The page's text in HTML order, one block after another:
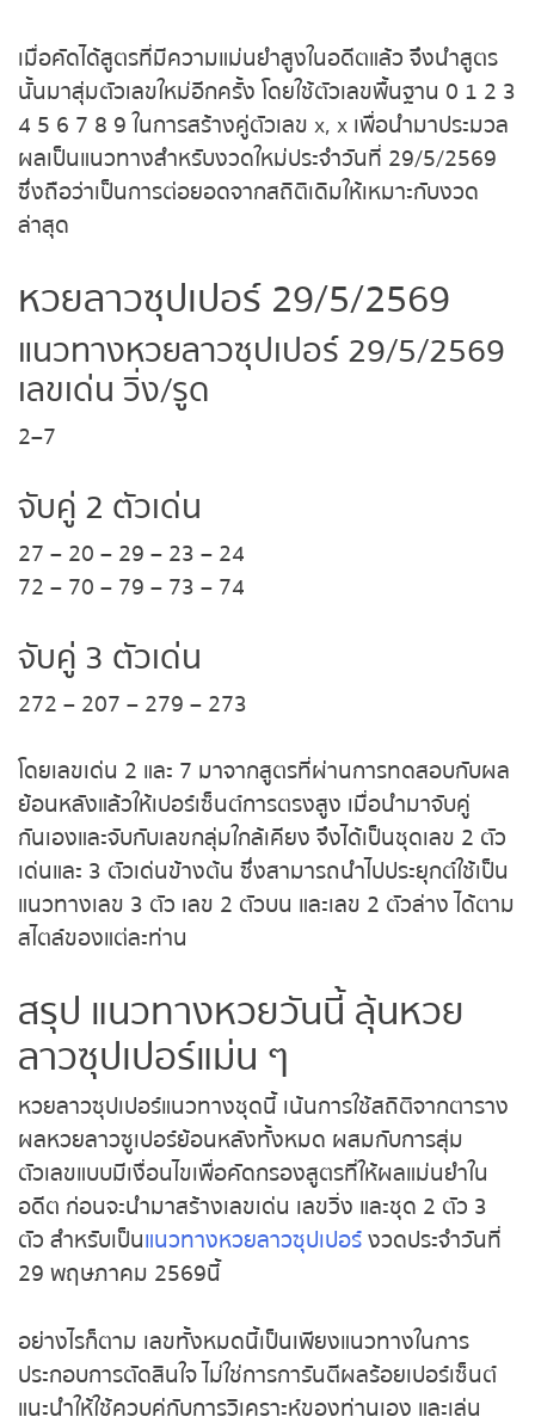
หวยหุ้นไทย เย็น
หวยหุ้นเกาหลี
หวยหุ้นนิเคอิ เช้า
หวยหุ้นนิเคอิ บ่าย
หวยหุ้นฮั่งเส็ง เช้า
หวยหุ้นฮั่งเส็ง บ่าย
หวยหุ้นจีน บ่าย
หวยหุ้นสิงคโปร์
หวยหุ้นเยอรมัน
หวยหุ้นอังกฤษ
หวยหุ้นรัสเซีย
หวยหุ้นอินเดีย
หวยหุ้นดาวโจนส์
เมื่อคัดได้สูตรที่มีความแม่นยำสูงในอดีตแล้ว จึงนำสูตร
นั้นมาสุ่มตัวเลขใหม่อีกครั้ง โดยใช้ตัวเลขพื้นฐาน 0 1 2
3 4 5 6 7 8 9 ในการสร้างคู่ตัวเลข x, x เพื่อนำมา
ประมวลผลเป็นแนวทางสำหรับงวดใหม่ประจำวันที่
29/5/2569 ซึ่งถือว่าเป็นการต่อยอดจากสถิติเดิมให้
เหมาะกับงวดล่าสุด
หวยลาวซุปเปอร์ 29/5/2569
แนวทางหวยลาวซุปเปอร์
29/5/2569 เลขเด่น วิ่ง/รูด
2–7
จับคู่ 2 ตัวเด่น
27 – 20 – 29 – 23 – 24
72 – 70 – 79 – 73 – 74
จับคู่ 3 ตัวเด่น
272 – 207 – 279 – 273
โดยเลขเด่น 2 และ 7 มาจากสูตรที่ผ่านการทดสอบกับ
ผลย้อนหลังแล้วให้เปอร์เซ็นต์การตรงสูง เมื่อนำมาจับคู่
กันเองและจับกับเลขกลุ่มใกล้เคียง จึงได้เป็นชุดเลข 2
ตัวเด่นและ 3 ตัวเด่นข้างต้น ซึ่งสามารถนำไปประยุกต์
ใช้เป็นแนวทางเลข 3 ตัว เลข 2 ตัวบน และเลข 2 ตัว
ล่าง ได้ตามสไตล์ของแต่ละท่าน
สรุป แนวทางหวยวันนี้ ลุ้นหวย
ลาวซุปเปอร์แม่น ๆ
หวยลาวซุปเปอร์แนวทางชุดนี้ เน้นการใช้สถิติจาก
ตารางผลหวยลาวซูเปอร์ย้อนหลังทั้งหมด ผสมกับการ
สุ่มตัวเลขแบบมีเงื่อนไขเพื่อคัดกรองสูตรที่ให้ผลแม่นยำ
ในอดีต ก่อนจะนำมาสร้างเลขเด่น เลขวิ่ง และชุด 2 ตัว
3 ตัว สำหรับเป็นแนวทางหวยลาวซุปเปอร์งวดประจำ
วันที่ 29 พฤษภาคม 2569นี้
อย่างไรก็ตาม เลขทั้งหมดนี้เป็นเพียงแนวทางในการ
ประกอบการตัดสินใจ ไม่ใช่การการันตีผลร้อยเปอร์เซ็นต์
แนะนำให้ใช้ควบคู่กับการวิเคราะห์ของท่านเอง และเล่น